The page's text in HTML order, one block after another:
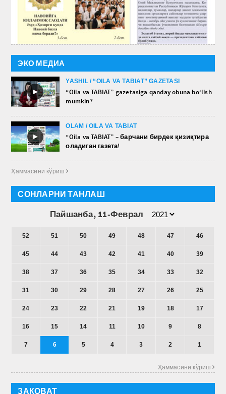
ЭКО МЕДИА
►
YASHIL / “OILA VA TABIAT” GAZETASI
“Oila va TABIAT” gazetasiga qanday obuna bo‘lish
mumkin?
►
OLAM / OILA VA TABIAT
“Oila va TABIAT” – барчани бирдек қизиқтира
оладиган газета!
Ҳаммасини кўриш 
СОНЛАРНИ ТАНЛАШ
Пайшанба, 11-Феврал
52 51 50 49 48 47 46
45 44 43 42 41 40 39
38 37 36 35 34 33 32
31 30 29 28 27 26 25
24 23 22 21 19 18 17
16 15 14 11 10 9 8
7 6 5 4 3 2 1
Ҳаммасини кўриш 
ЗАКОВАТ